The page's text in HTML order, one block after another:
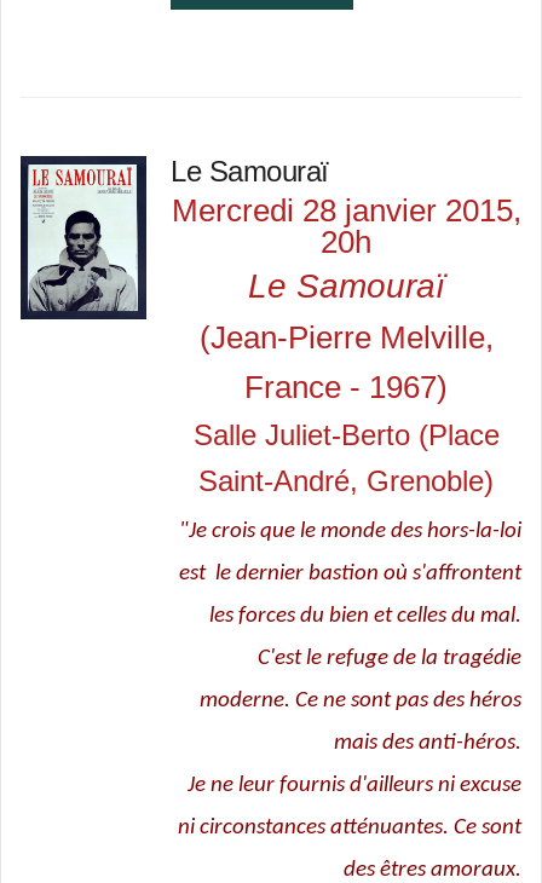
Le Samouraï
Mercredi 28 janvier 2015,
20h
Le Samouraï
(Jean-Pierre Melville,
France - 1967)
Salle Juliet-Berto (Place
Saint-André, Grenoble)
"Je crois que le monde des hors-la-loi
est le dernier bastion où s'affrontent
les forces du bien et celles du mal.
C'est le refuge de la tragédie
moderne. Ce ne sont pas des héros
mais des anti-héros.
Je ne leur fournis d'ailleurs ni excuse
ni circonstances atténuantes. Ce sont
des êtres amoraux.